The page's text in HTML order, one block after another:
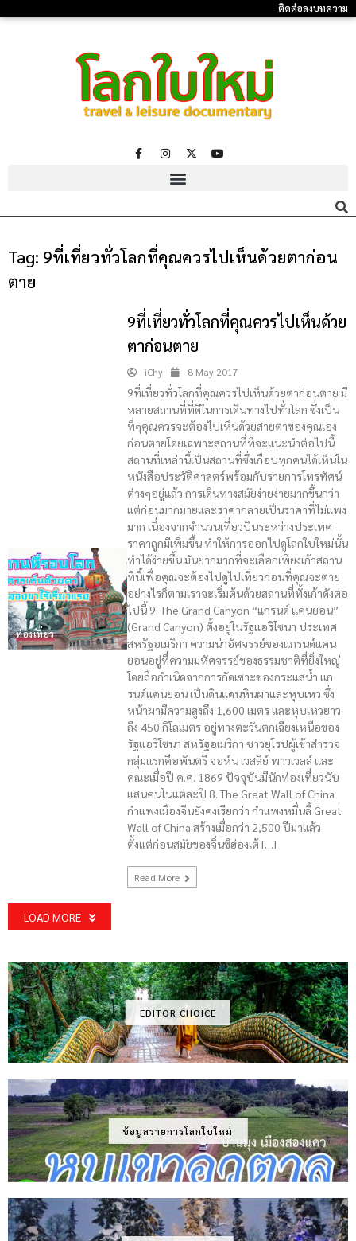
ติดต่อลงบทความ
Tag: 9ที่เที่ยวทั่วโลกที่คุณควรไปเห็นด้วยตาก่อน
ตาย
ท่องเที่ยว
9ที่เที่ยวทั่วโลกที่คุณควรไปเห็นด้วย
ตาก่อนตาย
iChy 8 May 2017
9ที่เที่ยวทั่วโลกที่คุณควรไปเห็นด้วยตาก่อนตาย มี
หลายสถานที่ที่ดีในการเดินทางไปทั่วโลก ซึ่งเป็น
ที่ๆคุณควรจะต้องไปเห็นด้วยสายตาของคุณเอง
ก่อนตายโดยเฉพาะสถานที่ที่จะแนะนำต่อไปนี้
สถานที่เหล่านี้เป็นสถานที่ซึ่งเกือบทุกคนได้เห็นใน
หนังสือประวัติศาสตร์พร้อมกับรายการโทรทัศน์
ต่างๆอยู่แล้ว การเดินทางสมัยง่ายง่ายมากขึ้นกว่า
แต่ก่อนมากมายและราคากลายเป็นราคาที่ไม่แพง
มาก เนื่องจากจำนวนเที่ยวบินระหว่างประเทศ
ราคาถูกมีเพิ่มขึ้น ทำให้การออกไปดูโลกใบใหม่นั้น
ทำได้ง่ายขึ้น มันยากมากที่จะเลือกเพียงเก้าสถาน
ที่นี้เพื่อคุณจะต้องไปดูไปเที่ยวก่อนที่คุณจะตาย
อย่างไรก็ตามเราจะเริ่มต้นด้วยสถานที่ทั้งเก้าดังต่อ
ไปนี้ 9. The Grand Canyon “แกรนด์ แคนยอน”
(Grand Canyon) ตั้งอยู่ในรัฐแอริโซนา ประเทศ
สหรัฐอเมริกา ความน่าอัศจรรย์ของแกรนด์แคน
ยอนอยู่ที่ความมหัศจรรย์ของธรรมชาติที่ยิ่งใหญ่
โดยถือกำเนิดจากการกัดเซาะของกระแสน้ำ แก
รนด์แคนยอน เป็นดินแดนหินผาและหุบเหว ซึ่ง
หน้าผามีความสูงถึง 1,600 เมตร และหุบเหวยาว
ถึง 450 กิโลเมตร อยู่ทางตะวันตกเฉียงเหนือของ
รัฐแอริโซนา สหรัฐอเมริกา ชาวยุโรปผู้เข้าสำรวจ
กลุ่มแรกคือพันตรี จอห์น เวสลีย์ พาวเวลล์ และ
คณะเมื่อปี ค.ศ. 1869 ปัจจุบันมีนักท่องเที่ยวนับ
แสนคนในแต่ละปี 8. The Great Wall of China
กำแพงเมืองจีนยังคงเรียกว่า กำแพงหมื่นลี้ Great
Wall of China สร้างเมื่อกว่า 2,500 ปีมาแล้ว
ตั้งแต่ก่อนสมัยของจิ๋นซีฮ่องเต้ […]
Read More
LOAD MORE
EDITOR CHOICE
ข้อมูลรายการโลกใบใหม่